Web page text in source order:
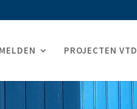
PROJECTEN VTD